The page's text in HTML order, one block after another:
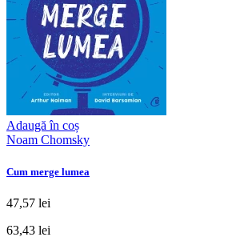
Adaugă în coș
Noam Chomsky
Cum merge lumea
47,57 lei
63,43 lei